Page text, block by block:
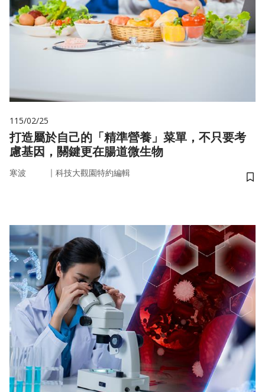
115/02/25
打造屬於自己的「精準營養」菜單，不只要考
慮基因，關鍵更在腸道微生物
寒波 ｜ 科技大觀園特約編輯
儲